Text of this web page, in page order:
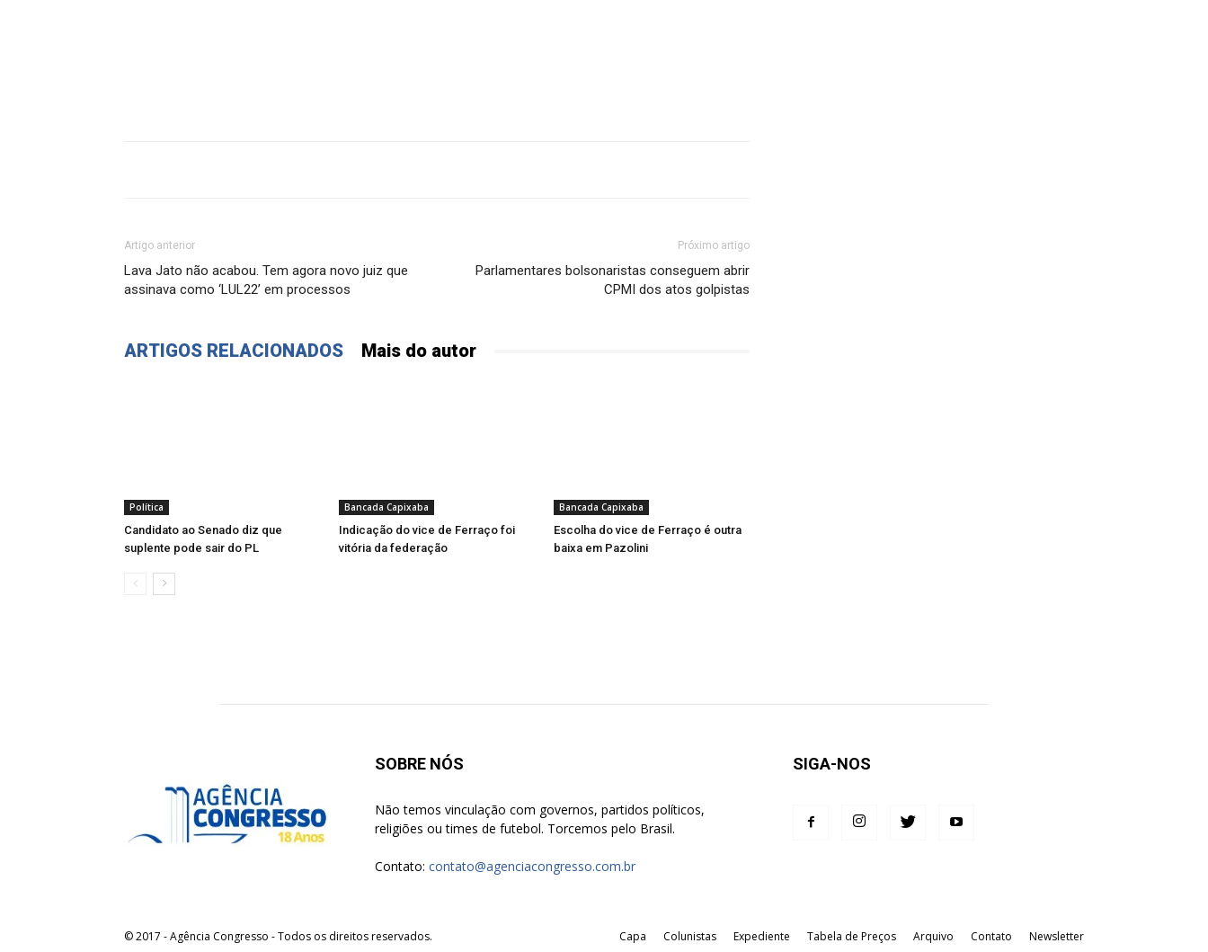
Artigo anterior
Lava Jato não acabou. Tem agora novo juiz que
assinava como ‘LUL22’ em processos
Próximo artigo
Parlamentares bolsonaristas conseguem abrir
CPMI dos atos golpistas
ARTIGOS RELACIONADOS Mais do autor
Política
Candidato ao Senado diz que
suplente pode sair do PL
Bancada Capixaba
Indicação do vice de Ferraço foi
vitória da federação
Bancada Capixaba
Escolha do vice de Ferraço é outra
baixa em Pazolini
SOBRE NÓS
Não temos vinculação com governos, partidos políticos,
religiões ou times de futebol. Torcemos pelo Brasil.
Contato: contato@agenciacongresso.com.br
SIGA-NOS
Capa Colunistas Expediente Tabela de Preços Arquivo Contato Newsletter
© 2017 - Agência Congresso - Todos os direitos reservados.